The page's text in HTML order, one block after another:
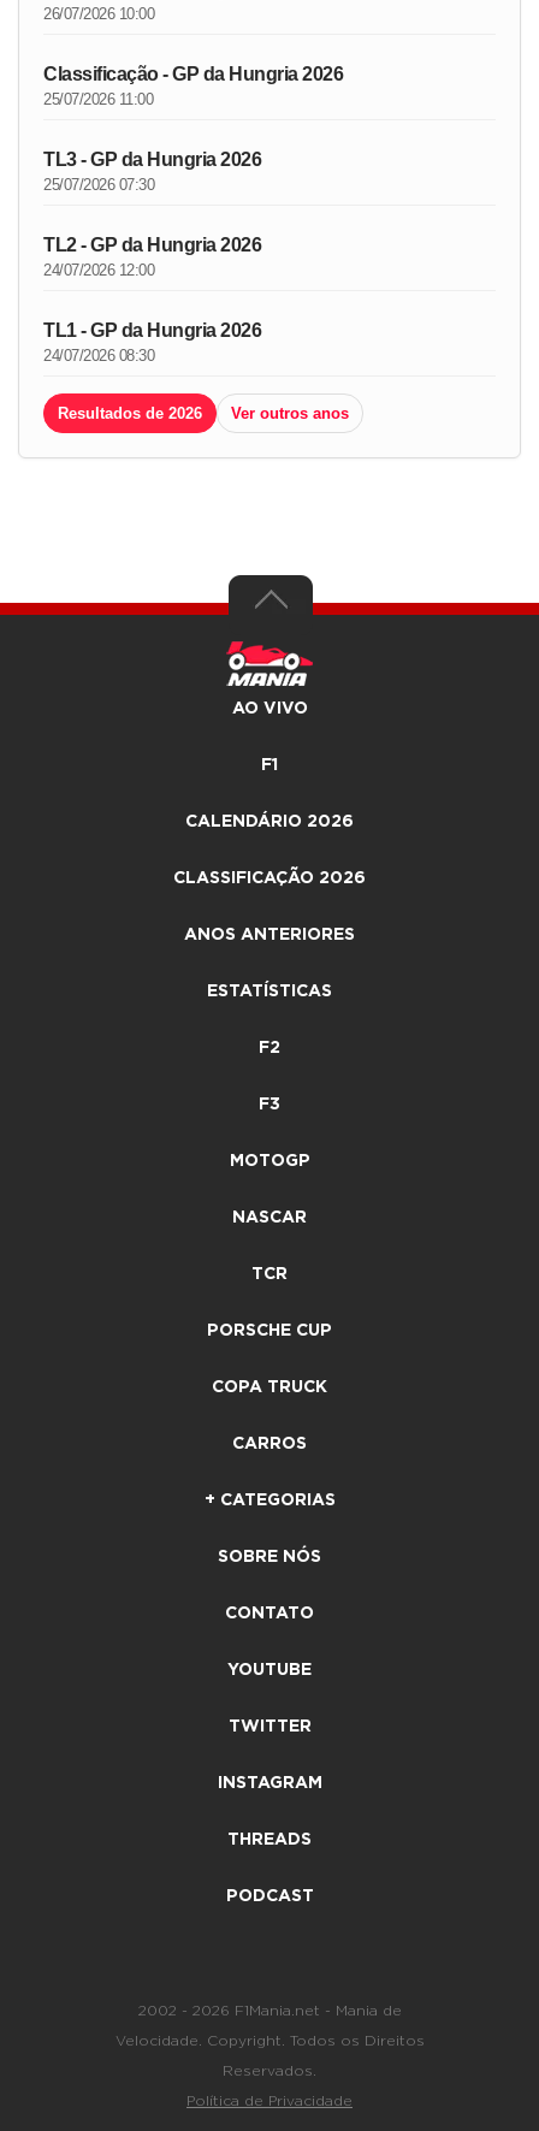
26/07/2026 10:00
Classificação - GP da Hungria 2026
25/07/2026 11:00
TL3 - GP da Hungria 2026
25/07/2026 07:30
TL2 - GP da Hungria 2026
24/07/2026 12:00
TL1 - GP da Hungria 2026
24/07/2026 08:30
Resultados de 2026 Ver outros anos
AO VIVO
F1
CALENDÁRIO 2026
CLASSIFICAÇÃO 2026
ANOS ANTERIORES
ESTATÍSTICAS
F2
F3
MOTOGP
NASCAR
TCR
PORSCHE CUP
COPA TRUCK
CARROS
+ CATEGORIAS
SOBRE NÓS
CONTATO
YOUTUBE
TWITTER
INSTAGRAM
THREADS
PODCAST
2002 - 2026 F1Mania.net - Mania de
Velocidade. Copyright. Todos os Direitos
Reservados.
Política de Privacidade